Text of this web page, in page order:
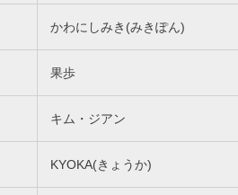
かわにしみき(みきぽん)
果歩
キム・ジアン
KYOKA(きょうか)